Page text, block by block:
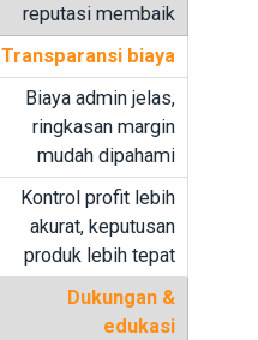
reputasi membaik
Transparansi biaya
Biaya admin jelas,
ringkasan margin
mudah dipahami
Kontrol profit lebih
akurat, keputusan
produk lebih tepat
Dukungan &
edukasi